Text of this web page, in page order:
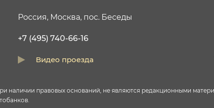
Россия, Москва, пос. Беседы
+7 (495) 740-66-16
Видео проезда
наличии правовых оснований, не являются редакционными